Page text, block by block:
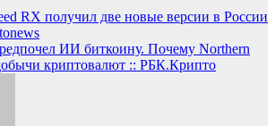
RX получил две новые версии в России
ИИ биткоину. Почему Northern
криптовалют :: РБК.Крипто